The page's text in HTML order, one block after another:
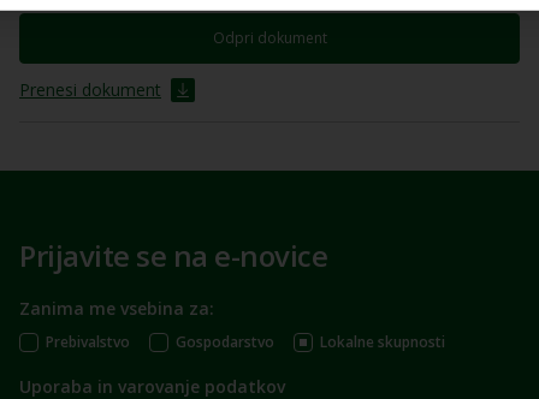
Odpri dokument
Prenesi dokument
Prijavite se na e-novice
Zanima me vsebina za:
Prebivalstvo Gospodarstvo Lokalne skupnosti
Uporaba in varovanje podatkov